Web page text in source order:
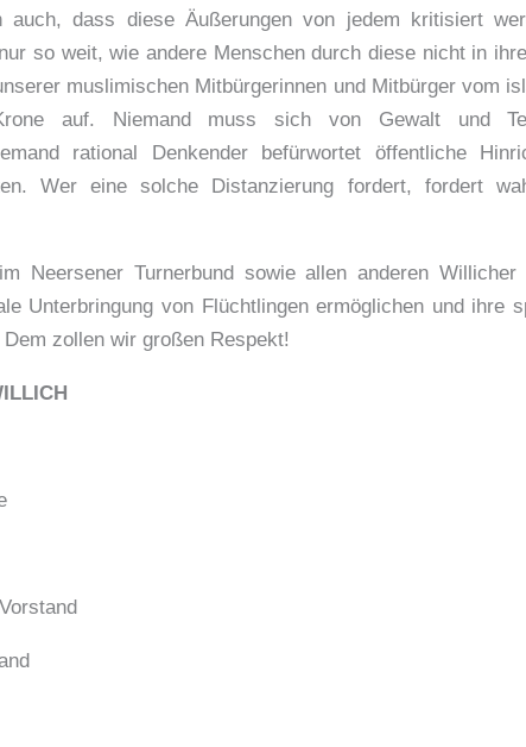
auch, dass diese Äußerungen von jedem kritisiert
so weit, wie andere Menschen durch diese nicht in
muslimischen Mitbürgerinnen und Mitbürger vom
Krone auf. Niemand muss sich von Gewalt und
rational Denkender befürwortet öffentliche
Wer eine solche Distanzierung fordert, fordert
Neersener Turnerbund sowie allen anderen
Unterbringung von Flüchtlingen ermöglichen und ihre
zollen wir großen Respekt!